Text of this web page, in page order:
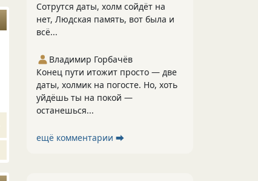
Сотрутся даты, холм сойдёт на
нет, Людская память, вот была и
всё...
Владимир Горбачёв
Конец пути итожит просто — две
даты, холмик на погосте. Но, хоть
уйдёшь ты на покой —
останешься...
ещё комментарии ⮕